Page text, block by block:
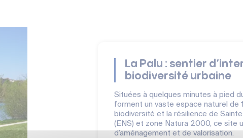
La Palu : sentier
biodiversité urbaine
Situées à quelques minutes à pied
forment un vaste espace naturel de
biodiversité et la résilience de
(ENS) et zone Natura 2000, ce site
d’aménagement et de valorisation.